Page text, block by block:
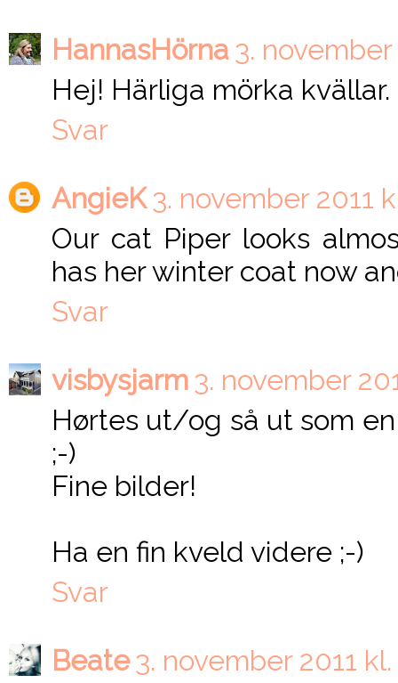
HannasHörna3.
Hej! Härliga mörka
Svar
AngieK3. november 2011
Our cat Piper looks
has her winter coat now
Svar
visbysjarm3. november
Hørtes ut/og så ut som
;-)
Fine bilder!
Ha en fin kveld videre ;-)
Svar
Beate3. november 2011